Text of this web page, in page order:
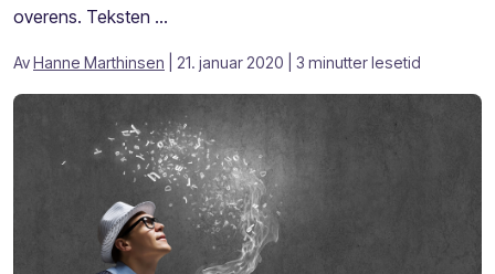
overens. Teksten ...
AvHanne Marthinsen | 21. januar 2020 | 3 minutter lesetid